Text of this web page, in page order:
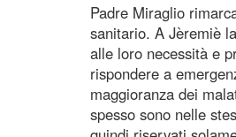
Padre Miraglio
sanitario. A Jèremiè
alle loro necessità e
rispondere a
maggioranza dei
spesso sono nelle